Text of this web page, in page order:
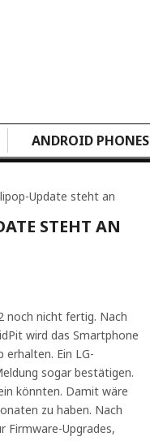
ANDROID PHONES
Update steht an
STEHT AN
noch nicht fertig. Nach
wird das Smartphone
erhalten. Ein LG-
sogar bestätigen.
könnten. Damit wäre
zu haben. Nach
Firmware-Upgrades,